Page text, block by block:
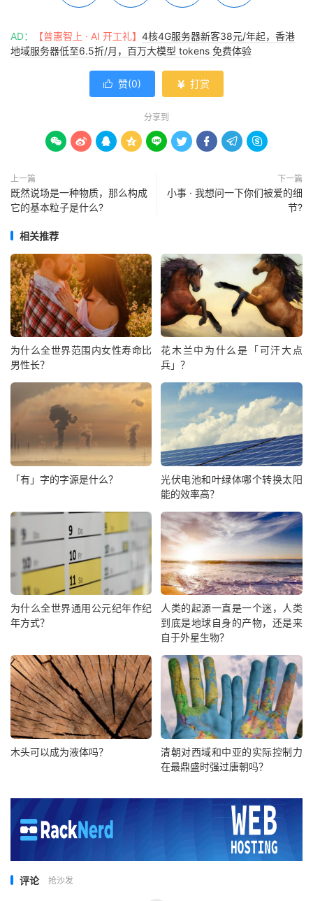
AD： 【普惠智上 · AI 开工礼】 4核4G服务器新客38元/年起，香港
地域服务器低至6.5折/月，百万大模型 tokens 免费体验
 赞(0)  打赏
分享到
        
上一篇
既然说场是一种物质，那么构成
它的基本粒子是什么?
下一篇
小事 · 我想问一下你们被爱的细
节?
相关推荐
为什么全世界范围内女性寿命比
男性长？
花木兰中为什么是「可汗大点
兵」？
「有」字的字源是什么？
光伏电池和叶绿体哪个转换太阳
能的效率高？
为什么全世界通用公元纪年作纪
年方式？
人类的起源一直是一个迷，人类
到底是地球自身的产物，还是来
自于外星生物？
木头可以成为液体吗？
清朝对西域和中亚的实际控制力
在最鼎盛时强过唐朝吗？
评论 抢沙发